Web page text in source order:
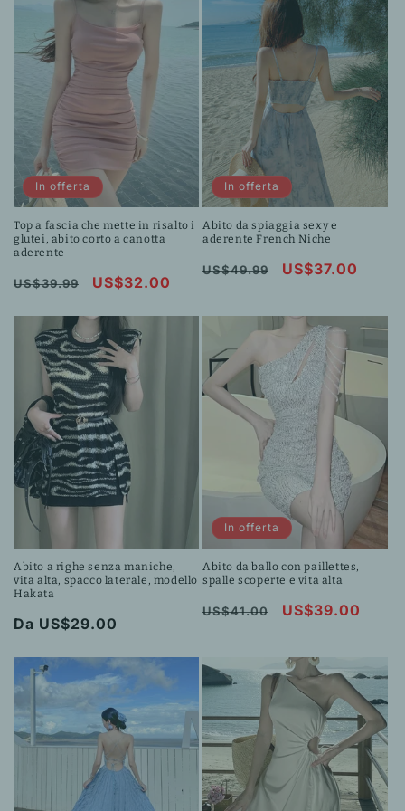
In offerta
Top a fascia che mette in risalto i
glutei, abito corto a canotta
aderente
Prezzo
listino
US$39.99
Prezzo
US$32.00
In offerta
Abito da spiaggia sexy e
aderente French Niche
Prezzo
listino
US$49.99
Prezzo
US$37.00
Abito a righe senza maniche,
vita alta, spacco laterale, modello
Hakata
Prezzo
listino
Da US$29.00
In offerta
Abito da ballo con paillettes,
spalle scoperte e vita alta
Prezzo
US$41.00
Prezzo
US$39.00